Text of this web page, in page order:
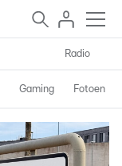
Radio
Gaming Fotoen